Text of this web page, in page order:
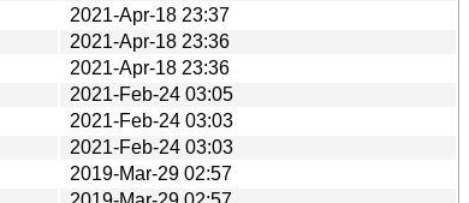
2021-Apr-18 23:37
2021-Apr-18 23:36
2021-Apr-18 23:36
2021-Feb-24 03:05
2021-Feb-24 03:03
2021-Feb-24 03:03
2019-Mar-29 02:57